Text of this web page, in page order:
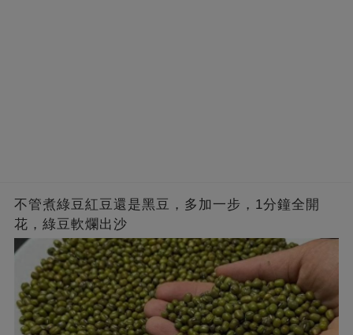
不管煮綠豆紅豆還是黑豆，多加一步，1分鐘全開
花，綠豆軟爛出沙